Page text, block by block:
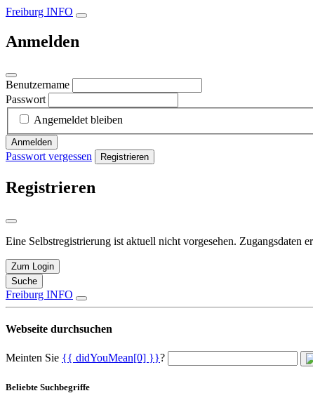
Freiburg INFO
Anmelden
Benutzername
Passwort
Angemeldet bleiben
Anmelden
Passwort vergessen Registrieren
Registrieren
Eine Selbstregistrierung ist aktuell nicht vorgesehen. Zugangsdaten
Zum Login
Suche
Freiburg INFO
Webseite durchsuchen
Meinten Sie {{ didYouMean[0] }}?
Beliebte Suchbegriffe